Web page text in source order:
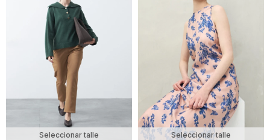
Seleccionar talle Seleccionar talle